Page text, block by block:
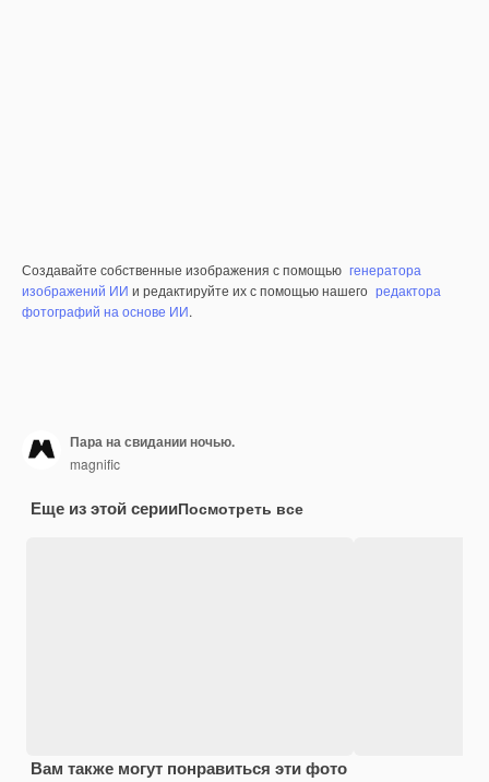
Создавайте собственные изображения с помощью генератора
изображений ИИ и редактируйте их с помощью нашего редактора
фотографий на основе ИИ.
Пара на свидании ночью.
magnific
Еще из этой серииПосмотреть все
Вам также могут понравиться эти фото